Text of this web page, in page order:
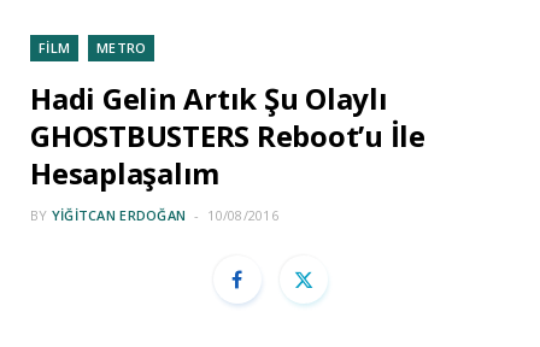
FİLM METRO
Hadi Gelin Artık Şu Olaylı
GHOSTBUSTERS Reboot’u İle
Hesaplaşalım
BY YIĞITCAN ERDOĞAN 10/08/2016